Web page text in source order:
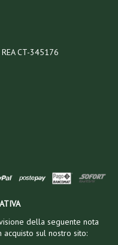
CT-345176
della seguente nota
sul nostro sito: